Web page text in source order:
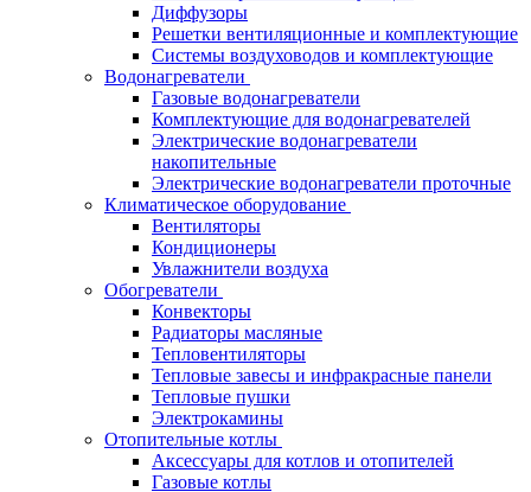
Диффузоры
Решетки вентиляционные и комплектующие
Системы воздуховодов и комплектующие
Водонагреватели
Газовые водонагреватели
Комплектующие для водонагревателей
Электрические водонагреватели
накопительные
Электрические водонагреватели проточные
Климатическое оборудование
Вентиляторы
Кондиционеры
Увлажнители воздуха
Обогреватели
Конвекторы
Радиаторы масляные
Тепловентиляторы
Тепловые завесы и инфракрасные панели
Тепловые пушки
Электрокамины
Отопительные котлы
Аксессуары для котлов и отопителей
Газовые котлы